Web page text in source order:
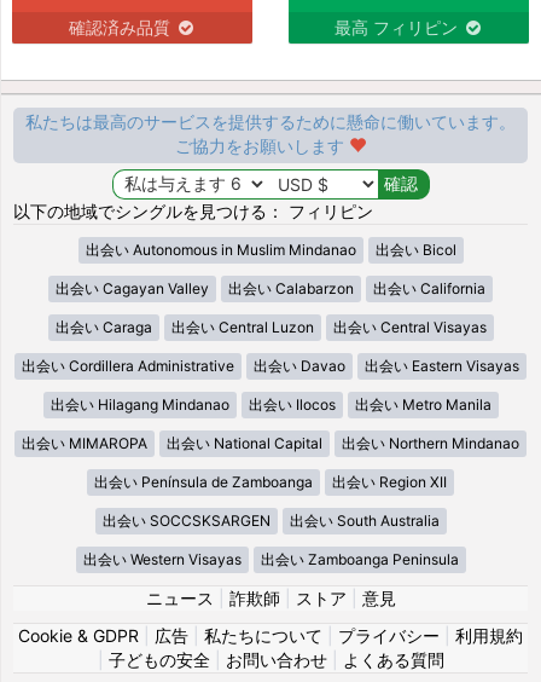
確認済み品質 最高 フィリピン
私たちは最高のサービスを提供するために懸命に働いています。
ご協力をお願いします
以下の地域でシングルを見つける： フィリピン
出会い Autonomous in Muslim Mindanao 出会い Bicol
出会い Cagayan Valley 出会い Calabarzon 出会い California
出会い Caraga 出会い Central Luzon 出会い Central Visayas
出会い Cordillera Administrative 出会い Davao 出会い Eastern Visayas
出会い Hilagang Mindanao 出会い Ilocos 出会い Metro Manila
出会い MIMAROPA 出会い National Capital 出会い Northern Mindanao
出会い Península de Zamboanga 出会い Region XII
出会い SOCCSKSARGEN 出会い South Australia
出会い Western Visayas 出会い Zamboanga Peninsula
ニュース 詐欺師 ストア
意見
Cookie & GDPR
広告 私たちについて プライバシー
利用規約
子どもの安全| お問い合わせ| よくある質問